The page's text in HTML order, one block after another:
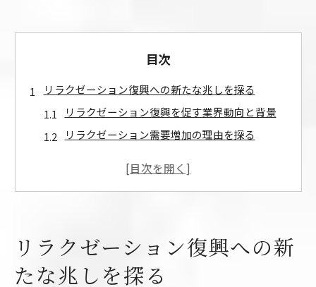
目次
リラクゼーション復興への新たな兆しを探る
リラクゼーション復興を促す業界動向と背景
リラクゼーション需要増加の理由を探る
リラクゼーション復興で注目される技術と手法
リラクゼーション需要の変化と背景を分析
経営安定化に必要なリラクゼーション施策
リラクゼーション復興への新
たな兆しを探る